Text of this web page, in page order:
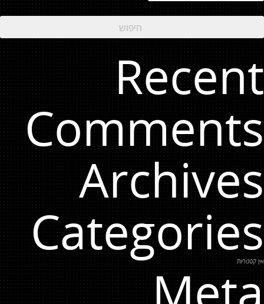
Recent
Comments
Archives
Categories
אין קטגוריות